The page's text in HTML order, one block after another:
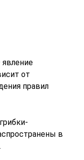
явление
от
правил
в